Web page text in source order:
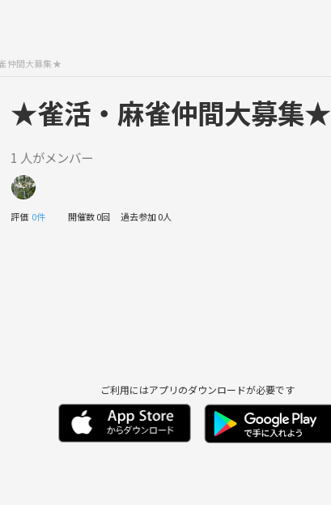
仲間大募集★
★雀活・麻雀仲間大募集★
1 人がメンバー
評価 0件 開催数 0回 過去参加 0人
ご利用にはアプリのダウンロードが必要です